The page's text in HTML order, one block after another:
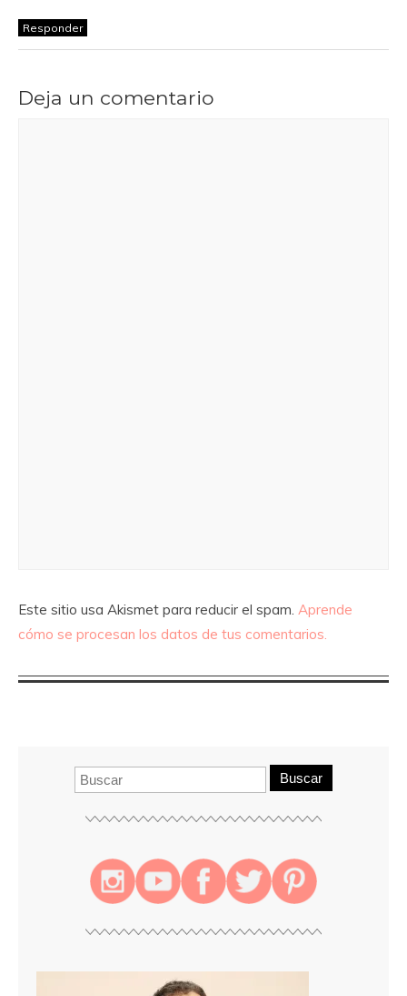
Responder
Deja un comentario
Este sitio usa Akismet para reducir el spam. Aprende
cómo se procesan los datos de tus comentarios.
Buscar